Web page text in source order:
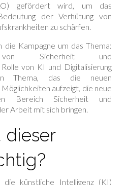
gefördert wird, um das
der Verhütung von
zu schärfen.
Kampagne um das Thema:
von Sicherheit und
von KI und Digitalisierung
Thema, das die neuen
aufzeigt, die neue
Bereich Sicherheit und
Arbeit mit sich bringen.
dieser
die künstliche Intelligenz (KI)